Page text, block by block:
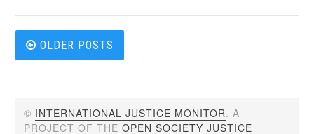
Posts
OLDER POSTS
© INTERNATIONAL JUSTICE MONITOR. A
PROJECT OF THEOPEN SOCIETY JUSTICE